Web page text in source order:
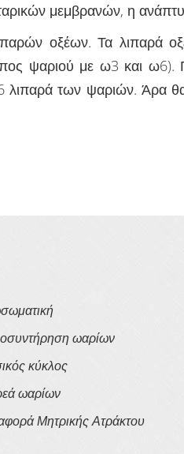
μεμβρανών, η
οξέων. Τα λιπαρά
ψαριού με ω3 και ω6).
των ψαριών. Άρα
ωαρίων
κύκλος
ωαρίων
Μητρικής Ατράκτου